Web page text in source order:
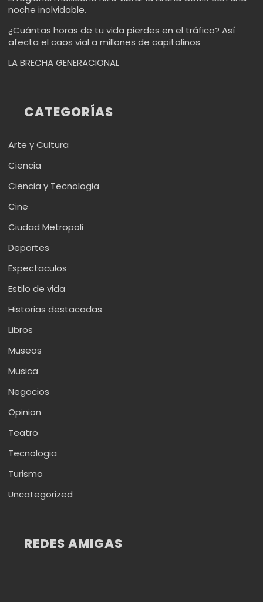
noche inolvidable.
¿Cuántas horas de tu vida pierdes en el tráfico? Así
afecta el caos vial a millones de capitalinos
LA BRECHA GENERACIONAL
CATEGORÍAS
Arte y Cultura
Ciencia
Ciencia y Tecnologia
Cine
Ciudad Metropoli
Deportes
Espectaculos
Estilo de vida
Historias destacadas
Libros
Museos
Musica
Negocios
Opinion
Teatro
Tecnologia
Turismo
Uncategorized
REDES AMIGAS